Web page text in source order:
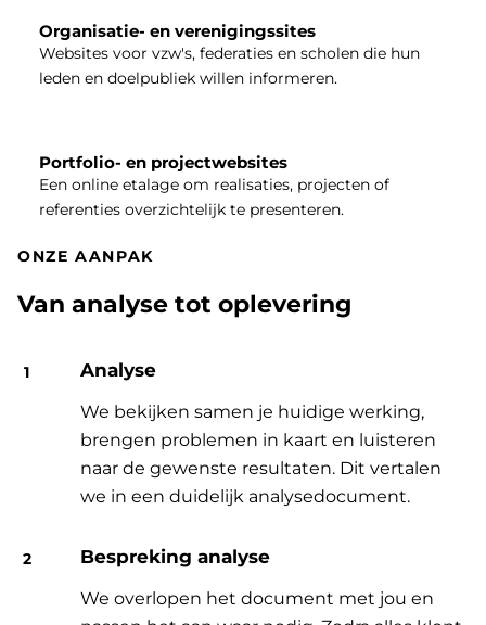
Organisatie- en verenigingssites
Websites voor vzw's, federaties en scholen die hun
leden en doelpubliek willen informeren.
Portfolio- en projectwebsites
Een online etalage om realisaties, projecten of
referenties overzichtelijk te presenteren.
ONZE AANPAK
Van analyse tot oplevering
Analyse
We bekijken samen je huidige werking,
brengen problemen in kaart en luisteren
naar de gewenste resultaten. Dit vertalen
we in een duidelijk analysedocument.
Bespreking analyse
We overlopen het document met jou en